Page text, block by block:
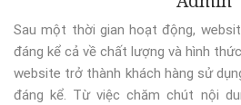
Sau một thời gian hoạt động,
đáng kể cả về chất lượng và hình
website trở thành khách hàng sử
đáng kể. Từ việc chăm chút nội